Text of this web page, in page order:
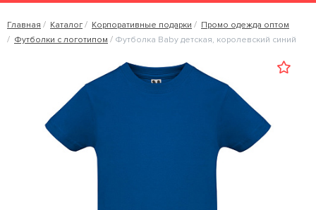
Главная Каталог Корпоративные подарки
Промо одежда оптом
Футболки с логотипом
Футболка Baby детская, королевский синий